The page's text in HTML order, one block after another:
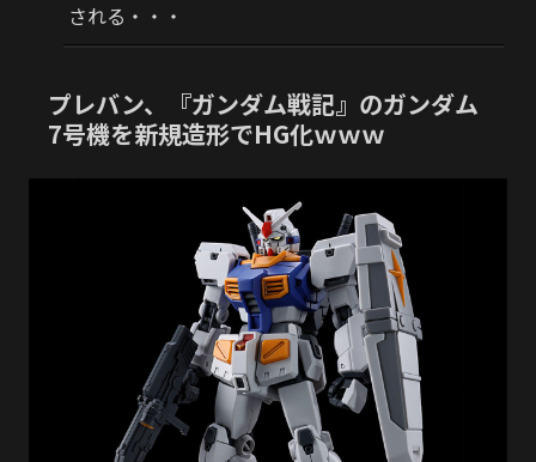
される・・・
プレバン、『ガンダム戦記』のガンダム
7号機を新規造形でHG化ｗｗｗ